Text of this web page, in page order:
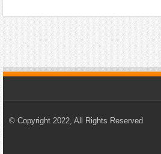
© Copyright 2022, All Rights Reserved